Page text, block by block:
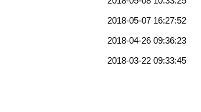
2018-05-07 16:27:52
2018-04-26 09:36:23
2018-03-22 09:33:45